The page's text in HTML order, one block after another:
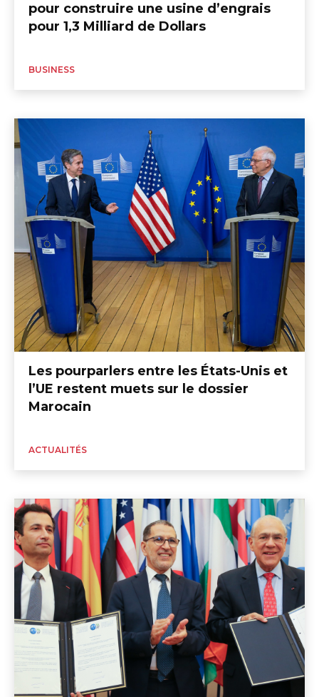
pour construire une usine d’engrais
pour 1,3 Milliard de Dollars
BUSINESS
Les pourparlers entre les États-Unis et
l’UE restent muets sur le dossier
Marocain
ACTUALITÉS